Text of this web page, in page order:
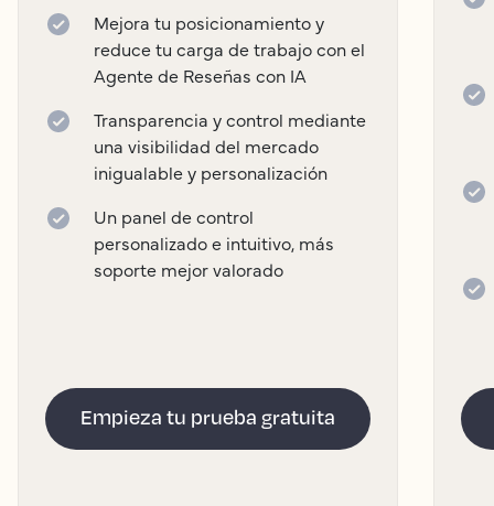
Mejora tu posicionamiento y
reduce tu carga de trabajo con el
Agente de Reseñas con IA
Transparencia y control mediante
una visibilidad del mercado
inigualable y personalización
Un panel de control
personalizado e intuitivo, más
soporte mejor valorado
Empieza tu prueba gratuita